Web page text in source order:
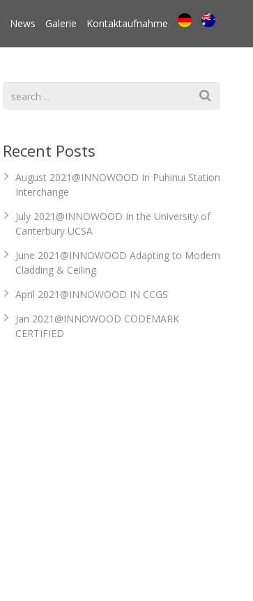
News Galerie Kontaktaufnahme
Recent Posts
August 2021@INNOWOOD In Puhinui Station
Interchange
July 2021@INNOWOOD In the University of
Canterbury UCSA
June 2021@INNOWOOD Adapting to Modern
Cladding & Ceiling
April 2021@INNOWOOD IN CCGS
Jan 2021@INNOWOOD CODEMARK
CERTIFIED